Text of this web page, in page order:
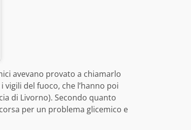
avevano provato a chiamarlo
del fuoco, che l’hanno poi
di Livorno). Secondo quanto
per un problema glicemico e